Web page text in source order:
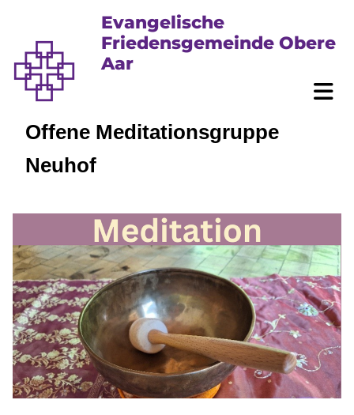
Evangelische
Friedensgemeinde Obere
Aar
Offene Meditationsgruppe
Neuhof